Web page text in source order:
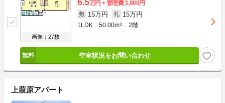
画像：27枚
6.5万円 管理費3,000円
敷 15万円 礼 15万円
1LDK 50.00m2 2階
空室状況をお問い合わせ
上葭原アパート